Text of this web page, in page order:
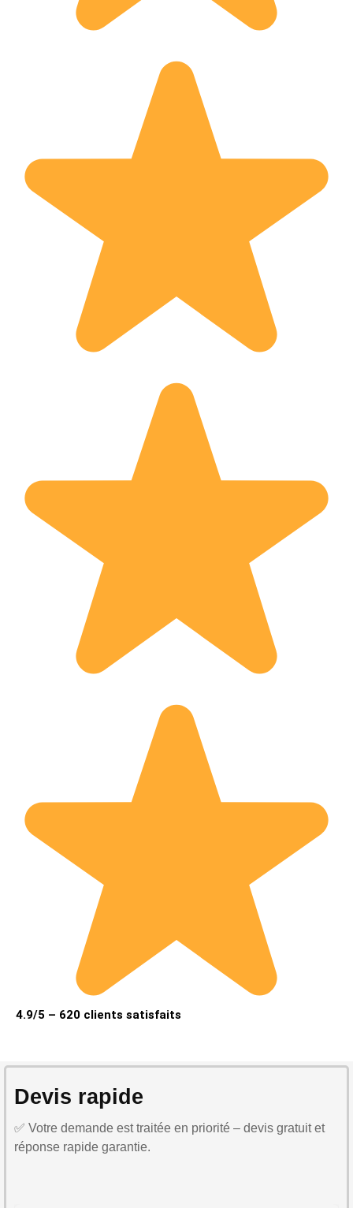
4.9/5 – 620 clients satisfaits
Devis rapide
✅ Votre demande est traitée en priorité – devis gratuit et
réponse rapide garantie.